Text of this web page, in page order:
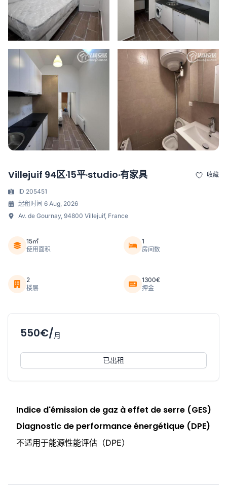
Villejuif 94区·15平·studio·有家具 收藏
ID 205451
起租时间 6 Aug, 2026
Av. de Gournay, 94800 Villejuif, France
15㎡
使用面积
1
房间数
2
楼层
1300€
押金
550€/月
已出租
Indice d'émission de gaz à effet de serre (GES)
Diagnostic de performance énergétique (DPE)
不适用于能源性能评估（DPE）